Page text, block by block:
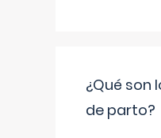
¿Qué son
de parto?